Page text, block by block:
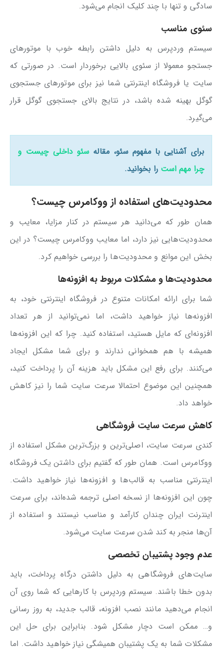
سادگی و تنها با چند کلیک انجام می‌شود.
سئوی مناسب
سیستم وردپرس به دلیل داشتن رابطه خوب با موتورهای
جستجو معمولا از سئوی بالایی برخوردار است. در صورتی که
سایت یا فروشگاه اینترنتی شما نیز برای موتورهای جستجوی
گوگل بهینه شده باشد، در نتایج بالای جستجوی گوگل قرار
می‌گیرد.
برای آشنایی با مفهوم سئو، مقاله سئو داخلی چیست و
چرا مهم است را بخوانید.
محدودیت‌های استفاده از ووکامرس چیست؟
همان طور که می‌دانید هر سیستم در کنار مزایا، معایب و
محدودیت‌هایی نیز دارد، اما معایب ووکامرس چیست؟ در این
بخش این موانع و محدودیت‌ها را بررسی خواهیم کرد.
محدودیت‌ها و مشکلات مربوط به افزونه‌ها
شما برای ارائه امکانات متنوع در فروشگاه اینترنتی خود، به
افزونه‌ها نیاز خواهید داشت، اما نمی‌توانید از هر تعداد
افزونه‌ای که مایل هستید، استفاده کنید. چرا که این افزونه‌ها
همیشه با هم همخوانی ندارند و برای شما مشکل ایجاد
می‌کنند. برای رفع این مشکل باید هزینه آن را پرداخت کنید،
همچنین این موضوع احتمالا سرعت سایت شما را نیز کاهش
خواهد داد.
کاهش سرعت سایت فروشگاهی
کندی سرعت سایت، اصلی‌ترین و بزرگ‌ترین مشکل استفاده از
ووکامرس است. همان طور که گفتیم برای داشتن یک فروشگاه
اینترنتی مناسب به قالب‌ها و افزونه‌ها نیاز خواهید داشت.
چون این افزونه‌ها از نسخه اصلی ترجمه شده‌اند، برای سرعت
اینترنت ایران چندان کارآمد و مناسب نیستند و استفاده از
آن‌ها منجر به کند شدن سرعت سایت می‌شود.
عدم وجود پشتیبان تخصصی
سایت‌های فروشگاهی به دلیل داشتن درگاه پرداخت، باید
بدون خطا باشند. سیستم وردپرس با کارهایی که شما روی آن
انجام می‌دهید مانند نصب افزونه، قالب جدید، به روز رسانی
و… ممکن است دچار مشکل شود. بنابراین برای حل این
مشکلات شما به یک پشتیبان همیشگی نیاز خواهید داشت. اما